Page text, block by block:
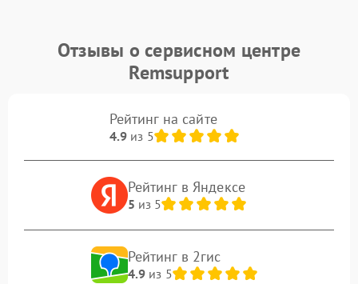
Отзывы о сервисном центре
Remsupport
Рейтинг на сайте
4.9из 5
Рейтинг в Яндексе
5 из 5
Рейтинг в 2гис
4.9из 5